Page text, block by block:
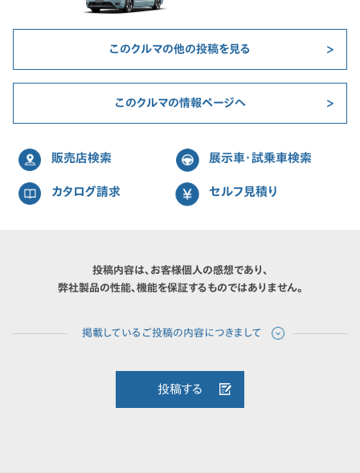
このクルマの他の投稿を見る
このクルマの情報ページへ
販売店検索 展示車・試乗車検索
カタログ請求 セルフ見積り
投稿内容は、お客様個人の感想であり、
弊社製品の性能、機能を保証するものではありません。
投稿する